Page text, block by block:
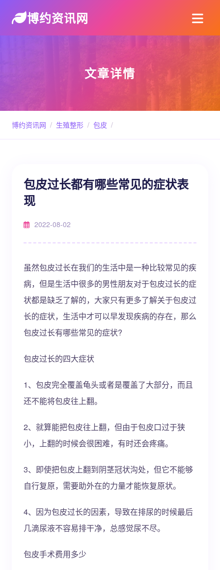
博约资讯网
文章详情
博约资讯网 / 生殖整形 / 包皮 /
包皮过长都有哪些常见的症状表
现
2022-08-02
虽然包皮过长在我们的生活中是一种比较常见的疾
病，但是生活中很多的男性朋友对于包皮过长的症
状都是缺乏了解的，大家只有更多了解关于包皮过
长的症状，生活中才可以早发现疾病的存在，那么
包皮过长有哪些常见的症状?
包皮过长的四大症状
1、包皮完全覆盖龟头或者是覆盖了大部分，而且
还不能将包皮往上翻。
2、就算能把包皮往上翻，但由于包皮口过于狭
小，上翻的时候会很困难，有时还会疼痛。
3、即使把包皮上翻到阴茎冠状沟处，但它不能够
自行复原，需要助外在的力量才能恢复原状。
4、因为包皮过长的因素，导致在排尿的时候最后
几滴尿液不容易排干净，总感觉尿不尽。
包皮手术费用多少